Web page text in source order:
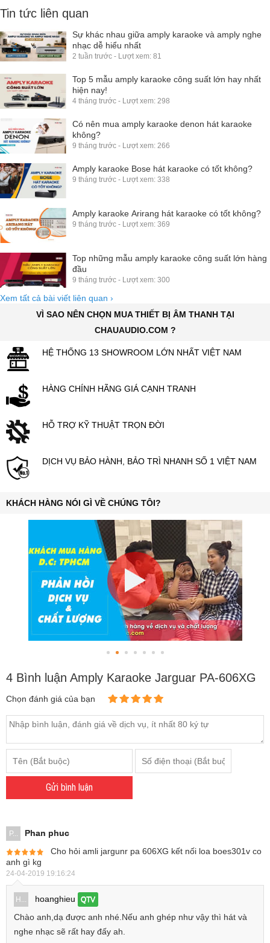
Tin tức liên quan
Sự khác nhau giữa amply karaoke và amply nghe
nhạc dễ hiểu nhất
2 tuần trước - Lượt xem: 81
Top 5 mẫu amply karaoke công suất lớn hay nhất
hiện nay!
4 tháng trước - Lượt xem: 298
Có nên mua amply karaoke denon hát karaoke
không?
9 tháng trước - Lượt xem: 266
Amply karaoke Bose hát karaoke có tốt không?
9 tháng trước - Lượt xem: 338
Amply karaoke Arirang hát karaoke có tốt không?
9 tháng trước - Lượt xem: 369
Top những mẫu amply karaoke công suất lớn hàng
đầu
9 tháng trước - Lượt xem: 300
Xem tất cả bài viết liên quan ›
VÌ SAO NÊN CHỌN MUA THIẾT BỊ ÂM THANH TẠI
CHAUAUDIO.COM ?
HỆ THỐNG 13 SHOWROOM LỚN NHẤT VIỆT NAM
HÀNG CHÍNH HÃNG GIÁ CẠNH TRANH
HỖ TRỢ KỸ THUẬT TRỌN ĐỜI
DỊCH VỤ BẢO HÀNH, BẢO TRÌ NHANH SỐ 1 VIỆT NAM
KHÁCH HÀNG NÓI GÌ VỀ CHÚNG TÔI?
4 Bình luận Amply Karaoke Jarguar PA-606XG
Chọn đánh giá của bạn
Gửi bình luận
P...
Phan phuc
Cho hỏi amli jargunr pa 606XG kết nối loa boes301v co
anh gì kg
24-04-2019 19:16:24
H... hoanghieu QTV
Chào anh,dạ được anh nhé.Nếu anh ghép như vậy thì hát và
nghe nhạc sẽ rất hay đấy ah.